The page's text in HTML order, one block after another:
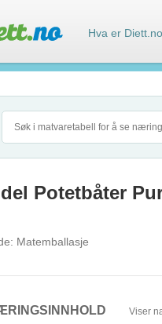
Potetbåter
Matemballasje
Viser
Hva er